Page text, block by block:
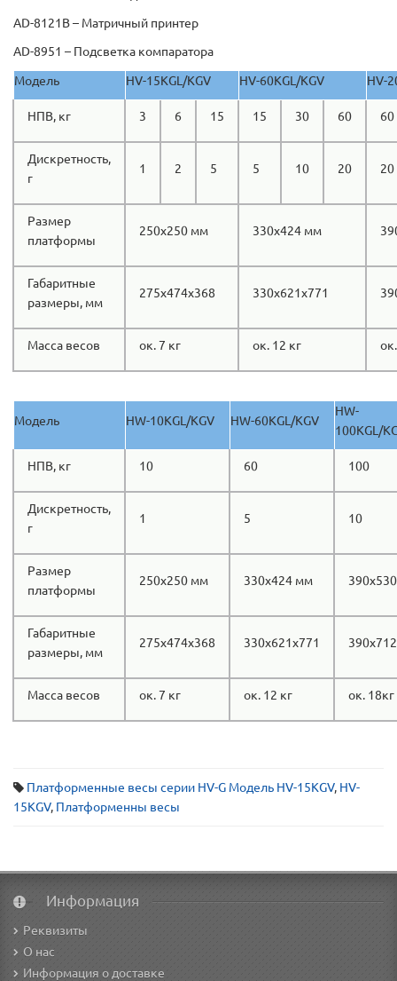
AD-8121В – Матричный принтер
AD-8951 – Подсветка компаратора
Модель HV-15KGL/KGV HV-60KGL/KGV HV-
НПВ, кг 3 6 15 15 30 60 60
Дискретность,
г
1 2 5 5 10 20 20
Размер
платформы
250x250 мм 330x424 мм
Габаритные
размеры, мм
275х474х368 330х621х771
Масса весов ок. 7 кг ок. 12 кг
Модель HW-10KGL/KGV HW-60KGL/KGV
HW-
100KGL/
НПВ, кг 10 60 100
Дискретность,
г
1 5 10
Размер
платформы
250x250 мм 330х424 мм
Габаритные
размеры, мм
275х474х368 330х621х771
Масса весов ок. 7 кг ок. 12 кг ок. 18кг
Платформенные весы серии HV-G Модель HV-15KGV, HV-
15KGV, Платформенны весы
Информация
Реквизиты
О нас
Информация о доставке